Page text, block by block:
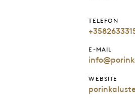
TELEFON
E-MAIL
WEBSITE